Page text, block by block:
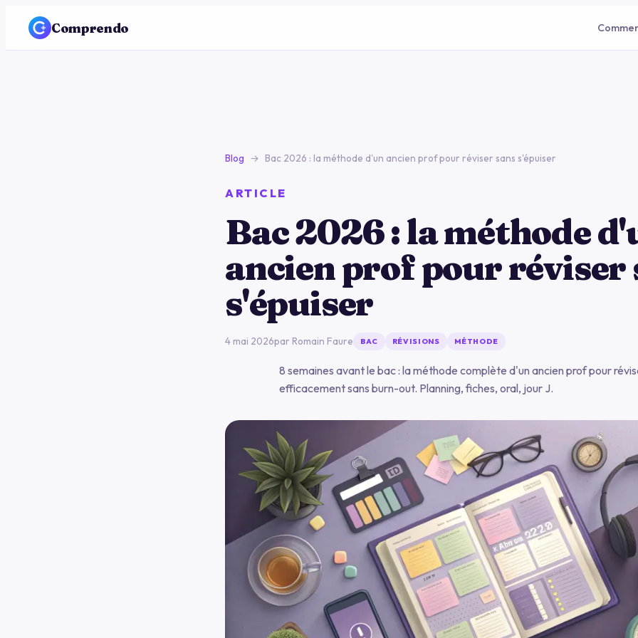
Comprendo
Blog → Bac 2026 : la méthode d'un ancien prof pour réviser sans s'épuiser
ARTICLE
Bac 2026 : la méthode
ancien prof pour réviser
s'épuiser
4 mai 2026par Romain Faure BAC RÉVISIONS MÉTHODE
8 semaines avant le bac : la méthode complète d'un ancien prof pour
efficacement sans burn-out. Planning, fiches, oral, jour J.